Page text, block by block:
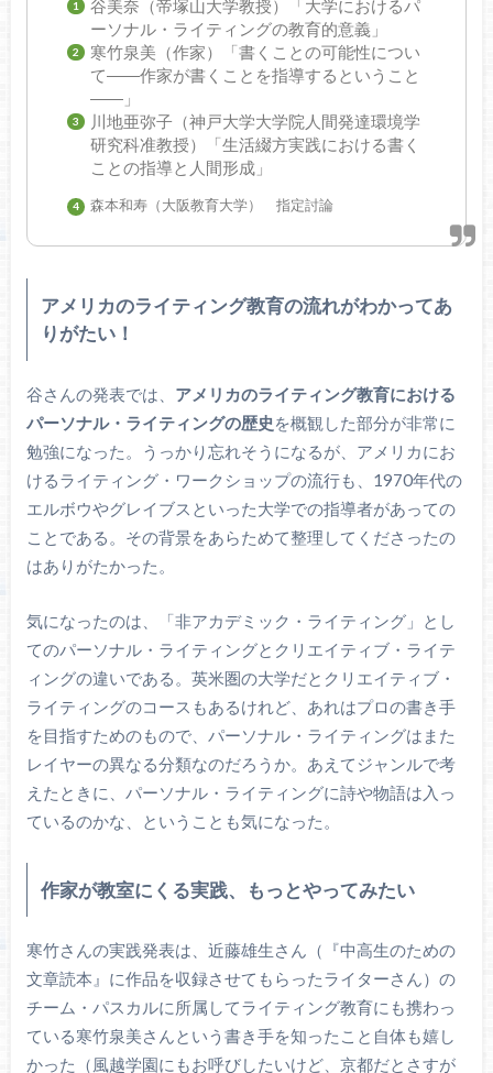
谷美奈（帝塚山大学教授）「大学におけるパ
ーソナル・ライティングの教育的意義」
寒竹泉美（作家）「書くことの可能性につい
て――作家が書くことを指導するということ
――」
川地亜弥子（神戸大学大学院人間発達環境学
研究科准教授）「生活綴方実践における書く
ことの指導と人間形成」
森本和寿（大阪教育大学） 指定討論
アメリカのライティング教育の流れがわかってあ
りがたい！
谷さんの発表では、 アメリカのライティング教育における
パーソナル・ライティングの歴史 を概観した部分が非常に
勉強になった。うっかり忘れそうになるが、アメリカにお
けるライティング・ワークショップの流行も、1970年代の
エルボウやグレイブスといった大学での指導者があっての
ことである。その背景をあらためて整理してくださったの
はありがたかった。
気になったのは、「非アカデミック・ライティング」とし
てのパーソナル・ライティングとクリエイティブ・ライテ
ィングの違いである。英米圏の大学だとクリエイティブ・
ライティングのコースもあるけれど、あれはプロの書き手
を目指すためのもので、パーソナル・ライティングはまた
レイヤーの異なる分類なのだろうか。あえてジャンルで考
えたときに、パーソナル・ライティングに詩や物語は入っ
ているのかな、ということも気になった。
作家が教室にくる実践、もっとやってみたい
寒竹さんの実践発表は、近藤雄生さん（『中高生のための
文章読本』に作品を収録させてもらったライターさん）の
チーム・パスカルに所属してライティング教育にも携わっ
ている寒竹泉美さんという書き手を知ったこと自体も嬉し
かった（風越学園にもお呼びしたいけど、京都だとさすが